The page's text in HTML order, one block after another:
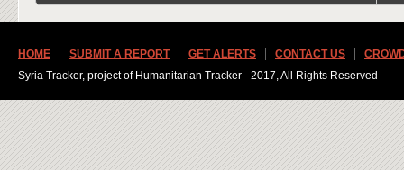
HOME SUBMIT A REPORT GET ALERTS CONTACT US
Syria Tracker, project of Humanitarian Tracker - 2017, All Rights Reserved